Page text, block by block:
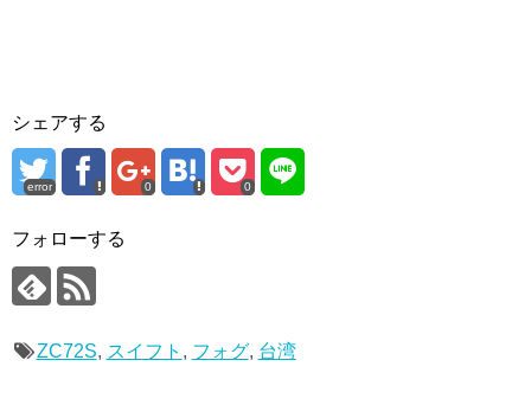
シェアする
error 0 0
フォローする
ZC72S, スイフト , フォグ, 台湾